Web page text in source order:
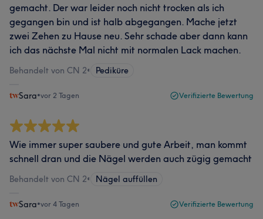
gemacht. Der war leider noch nicht trocken als ich
gegangen bin und ist halb abgegangen. Mache jetzt
zwei Zehen zu Hause neu. Sehr schade aber dann kann
ich das nächste Mal nicht mit normalen Lack machen.
Behandelt von CN 2• Pediküre
Sara•vor 2 Tagen Verifizierte Bewertung
Wie immer super saubere und gute Arbeit, man kommt
schnell dran und die Nägel werden auch zügig gemacht
Behandelt von CN 2• Nägel auffüllen
Sara•vor 4 Tagen Verifizierte Bewertung